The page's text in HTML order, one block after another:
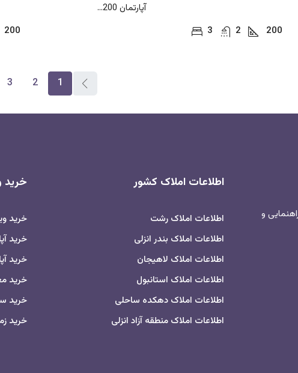
3
2 200
آپارتمان 200...
200
1
2
3
و
اطلاعات املاک کشور
اطلاعات املاک رشت
اطلاعات املاک بندر انزلی
اطلاعات املاک لاهیجان
اطلاعات املاک استانبول
اطلاعات املاک دهکده ساحلی
اطلاعات املاک منطقه آزاد انزلی
خرید
خرید
خرید
خرید
خرید
خرید